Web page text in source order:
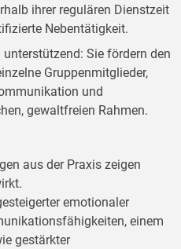
ihrer regulären Dienstzeit
Nebentätigkeit.
unterstützend: Sie fördern den
Gruppenmitglieder,
und
gewaltfreien Rahmen.
aus der Praxis zeigen
emotionaler
einem
gestärkter